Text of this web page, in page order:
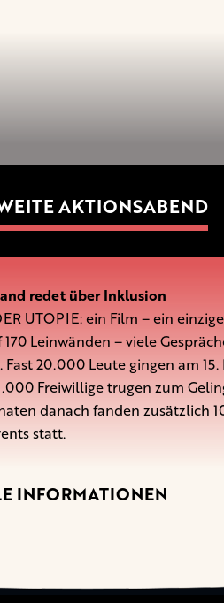
AKTIONSABEND
redet über Inklusion
UTOPIE: ein Film – ein
Leinwänden – viele
20.000 Leute gingen am 15.
Freiwillige trugen zum
danach fanden zusätzlich
statt.
INFORMATIONEN